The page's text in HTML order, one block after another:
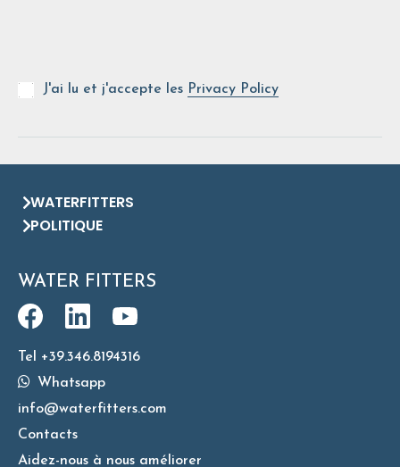
J'ai lu et j'accepte les Privacy Policy
WATERFITTERS
POLITIQUE
WATER FITTERS
Tel +39.346.8194316
Whatsapp
info@waterfitters.com
Contacts
Aidez-nous à nous améliorer